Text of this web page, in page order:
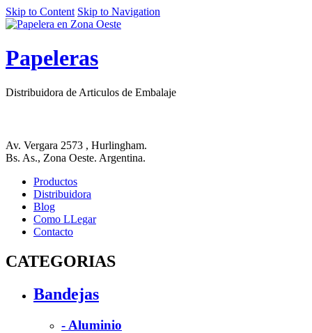
Skip to Content Skip to Navigation
Papeleras
Distribuidora de Articulos de Embalaje
Av. Vergara 2573 , Hurlingham.
Bs. As., Zona Oeste. Argentina.
Productos
Distribuidora
Blog
Como LLegar
Contacto
CATEGORIAS
Bandejas
- Aluminio